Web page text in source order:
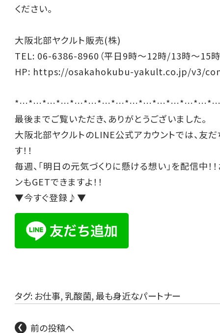
ください。
大阪北部ヤクルト販売(株)
TEL: 06-6386-8960（平日9時～12時/13時～15時
HP: https://osakahokubu-yakult.co.jp/v3/
最後までご覧いただき、ありがとうございました。
大阪北部ヤクルトのLINE公式アカウントでは、友
す！！
毎週、「明日の元気づくりに懸ける想い」を配信中！
ンもGETできますよ！！
▼今すぐ登録♪▼
タグ: お仕事, 乳酸菌,最も身近なパートナー
前の投稿へ